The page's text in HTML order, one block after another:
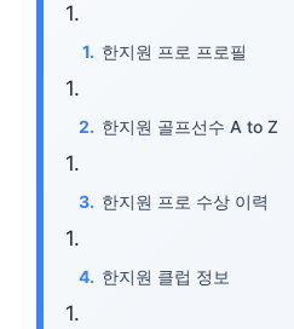
한지원 프로 프로필
한지원 골프선수 A to Z
한지원 프로 수상 이력
한지원 클럽 정보